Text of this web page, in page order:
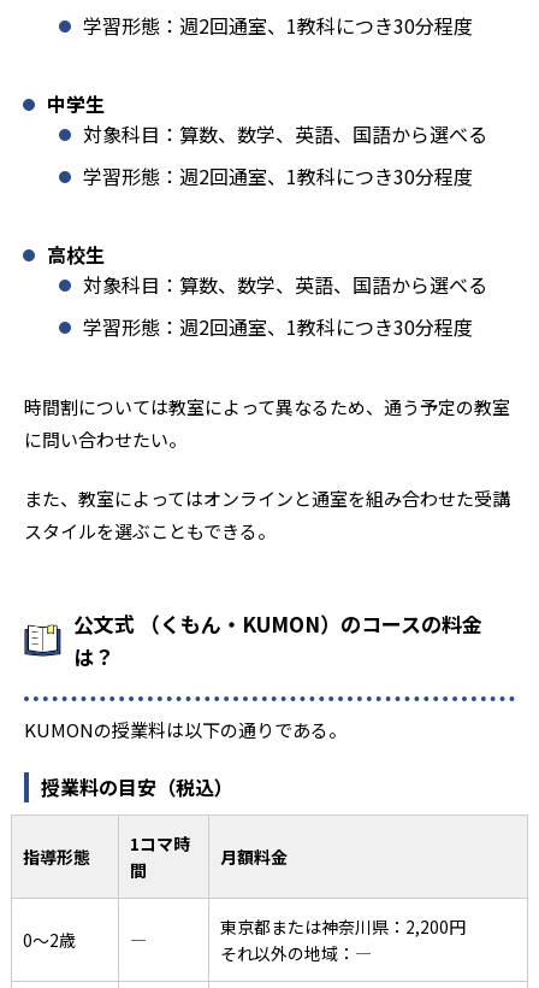
学習形態：週2回通室、1教科につき30分程度
中学生
対象科目：算数、数学、英語、国語から選べる
学習形態：週2回通室、1教科につき30分程度
高校生
対象科目：算数、数学、英語、国語から選べる
学習形態：週2回通室、1教科につき30分程度
時間割については教室によって異なるため、通う予定の教室
に問い合わせたい。
また、教室によってはオンラインと通室を組み合わせた受講
スタイルを選ぶこともできる。
公文式 （くもん・KUMON）のコースの料金
は？
KUMONの授業料は以下の通りである。
授業料の目安（税込）
指導形態
1コマ時
間
月額料金
0〜2歳 ―
東京都または神奈川県：2,200円
それ以外の地域：―